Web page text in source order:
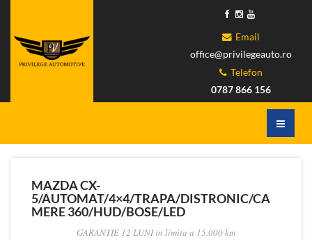
Email
office@privilegeauto.ro
Telefon
0787 866 156
MAZDA CX-
5/AUTOMAT/4×4/TRAPA/DISTRONIC/CA
MERE 360/HUD/BOSE/LED
GARANTIE 12 LUNI in limita a 15.000 km